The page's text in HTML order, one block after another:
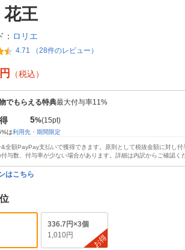
花王
ロリエ
4.71 （28件のレビュー）
円 （税込）
でもらえる特典最大付与率11%
5%(15pt)
は利用先・期間限定
&全額PayPay支払いで獲得できます。原則として税抜金額に対し付
付与数、付与率が少ない場合があります。詳細は内訳からご確認く
はこちら
336.7円×3個
1,010円
お得